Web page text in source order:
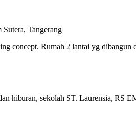
Tangerang
Rumah 2 lantai yg dibangun
hiburan, sekolah ST. Laurensia, RS